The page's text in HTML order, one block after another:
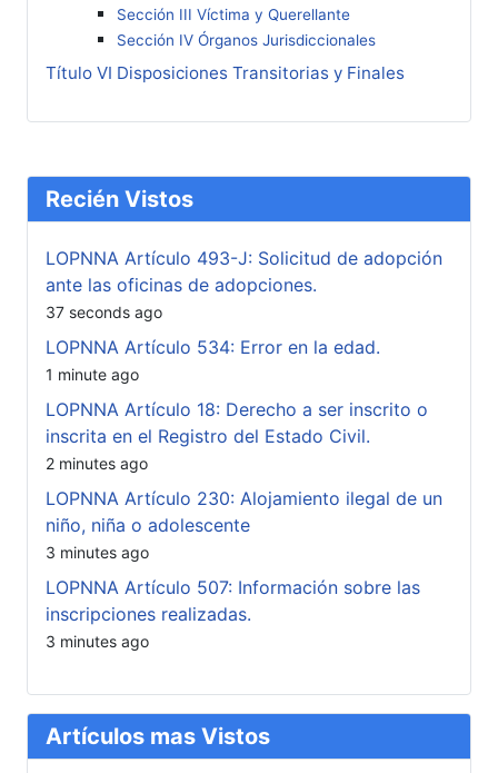
Sección III Víctima y Querellante
Sección IV Órganos Jurisdiccionales
Título VI Disposiciones Transitorias y Finales
Recién Vistos
LOPNNA Artículo 493-J: Solicitud de adopción
ante las oficinas de adopciones.
37 seconds ago
LOPNNA Artículo 534: Error en la edad.
1 minute ago
LOPNNA Artículo 18: Derecho a ser inscrito o
inscrita en el Registro del Estado Civil.
2 minutes ago
LOPNNA Artículo 230: Alojamiento ilegal de un
niño, niña o adolescente
3 minutes ago
LOPNNA Artículo 507: Información sobre las
inscripciones realizadas.
3 minutes ago
Artículos mas Vistos